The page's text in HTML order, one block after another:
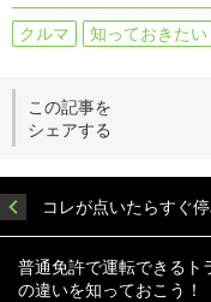
クルマ 知っておきたい
この記事を
シェアする
コレが点いたらすぐ
普通免許で運転できるト
の違いを知っておこう！